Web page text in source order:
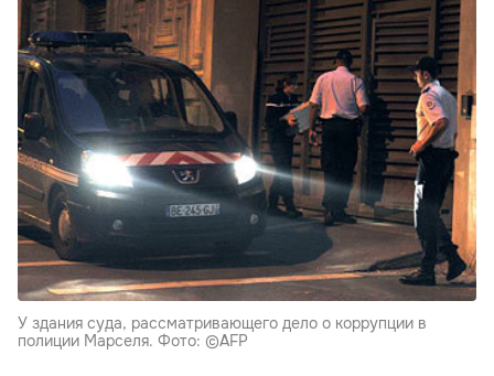
У здания суда, рассматривающего дело о коррупции в
полиции Марселя. Фото: ©AFP